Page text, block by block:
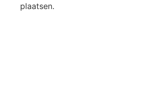
plaatsen.